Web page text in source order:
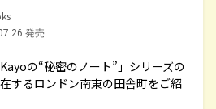
発売
の“秘密のノート”」シリーズの
するロンドン南東の田舎町をご紹